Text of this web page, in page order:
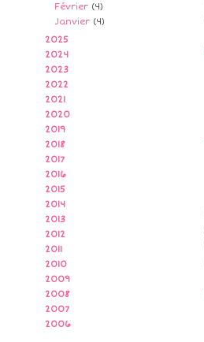
Février (4)
Janvier (4)
2025
2024
2023
2022
2021
2020
2019
2018
2017
2016
2015
2014
2013
2012
2011
2010
2009
2008
2007
2006